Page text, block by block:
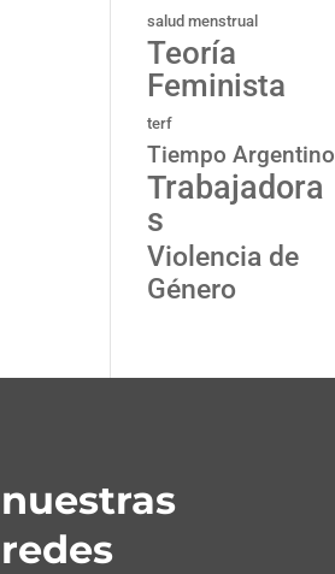
salud menstrual
Teoría
Feminista
terf
Tiempo Argentino
Trabajadora
s
Violencia de
Género
nuestras
redes